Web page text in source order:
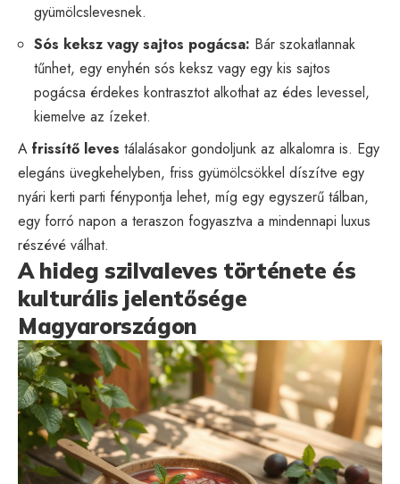
gyümölcslevesnek.
Sós keksz vagy sajtos pogácsa: Bár szokatlannak
tűnhet, egy enyhén sós keksz vagy egy kis sajtos
pogácsa érdekes kontrasztot alkothat az édes levessel,
kiemelve az ízeket.
A frissítő leves tálalásakor gondoljunk az alkalomra is. Egy
elegáns üvegkehelyben, friss gyümölcsökkel díszítve egy
nyári kerti parti fénypontja lehet, míg egy egyszerű tálban,
egy forró napon a teraszon fogyasztva a mindennapi luxus
részévé válhat.
A hideg szilvaleves története és
kulturális jelentősége
Magyarországon